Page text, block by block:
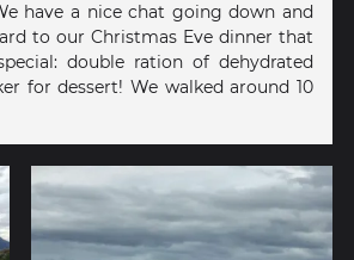
have a nice chat going down and
to our Christmas Eve dinner that
double ration of dehydrated
for dessert! We walked around 10